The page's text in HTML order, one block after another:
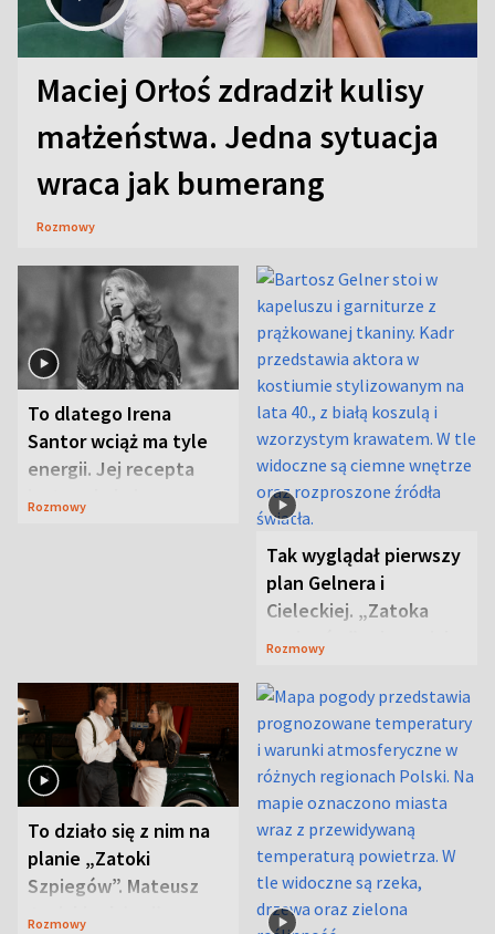
Maciej Orłoś zdradził kulisy
małżeństwa. Jedna sytuacja
wraca jak bumerang
Rozmowy
To dlatego Irena
Santor wciąż ma tyle
energii. Jej recepta
jest zaskakująco
Rozmowy
Tak wyglądał pierwszy
plan Gelnera i
Cieleckiej. „Zatoka
szpiegów” od razu ich
Rozmowy
To działo się z nim na
planie „Zatoki
Szpiegów”. Mateusz
Janicki odsłonił
Rozmowy